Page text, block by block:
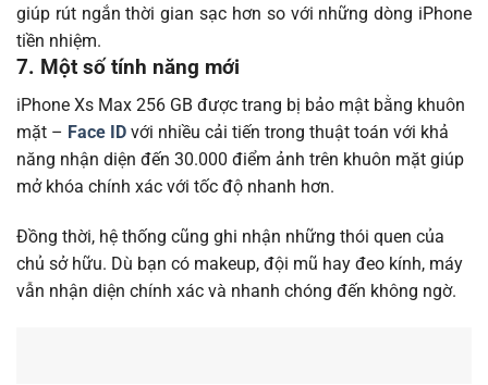
giúp rút ngắn thời gian sạc hơn so với những dòng iPhone
tiền nhiệm.
7. Một số tính năng mới
iPhone Xs Max 256 GB được trang bị bảo mật bằng khuôn
mặt – Face ID với nhiều cải tiến trong thuật toán với khả
năng nhận diện đến 30.000 điểm ảnh trên khuôn mặt giúp
mở khóa chính xác với tốc độ nhanh hơn.
Đồng thời, hệ thống cũng ghi nhận những thói quen của
chủ sở hữu. Dù bạn có makeup, đội mũ hay đeo kính, máy
vẫn nhận diện chính xác và nhanh chóng đến không ngờ.